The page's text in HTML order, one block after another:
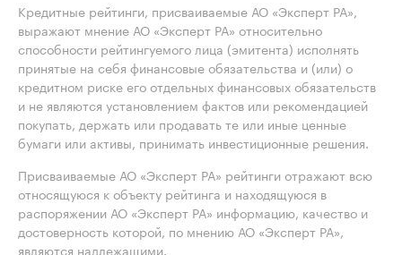
Кредитные рейтинги, присваиваемые АО «Эксперт РА»,
выражают мнение АО «Эксперт РА» относительно
способности рейтингуемого лица (эмитента) исполнять
принятые на себя финансовые обязательства и (или) о
кредитном риске его отдельных финансовых обязательств
и не являются установлением фактов или рекомендацией
покупать, держать или продавать те или иные ценные
бумаги или активы, принимать инвестиционные решения.
Присваиваемые АО «Эксперт РА» рейтинги отражают всю
относящуюся к объекту рейтинга и находящуюся в
распоряжении АО «Эксперт РА» информацию, качество и
достоверность которой, по мнению АО «Эксперт РА»,
являются надлежащими.